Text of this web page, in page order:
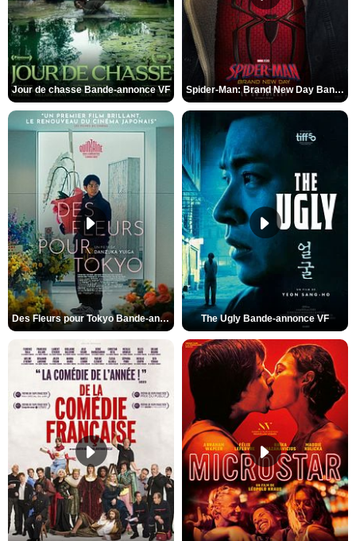
Jour de chasse Bande-annonce VF Spider-Man: Brand New Day Bande-annonce (3) VO STFR
Des Fleurs pour Tokyo Bande-annonce VO STFR The Ugly Bande-annonce VF